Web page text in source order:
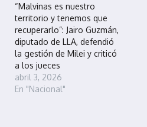
“Malvinas es nuestro
territorio y tenemos que
recuperarlo”: Jairo Guzmán,
diputado de LLA, defendió
la gestión de Milei y criticó
a los jueces
abril 3, 2026
En "Nacional"